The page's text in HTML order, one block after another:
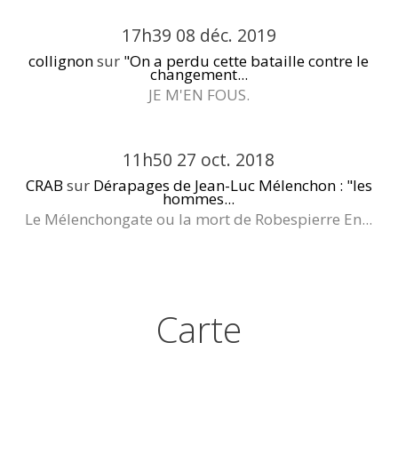
17h39 08 déc. 2019
collignonsur "On a perdu cette bataille contre le
changement...
JE M'EN FOUS.
11h50 27 oct. 2018
CRAB sur Dérapages de Jean-Luc Mélenchon : "les
hommes...
Le Mélenchongate ou la mort de Robespierre En...
Carte